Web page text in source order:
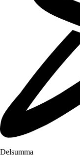
Delsumma